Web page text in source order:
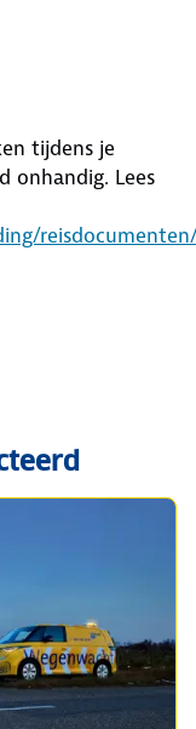
tijdens je
onhandig. Lees